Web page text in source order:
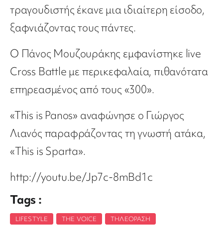
τραγουδιστής έκανε μια ιδιαίτερη είσοδο,
ξαφνιάζοντας τους πάντες.
Ο Πάνος Μουζουράκης εμφανίστηκε live
Cross Battle με περικεφαλαία, πιθανότατα
επηρεασμένος από τους «300».
«This is Panos» αναφώνησε ο Γιώργος
Λιανός παραφράζοντας τη γνωστή ατάκα,
«This is Sparta».
http://youtu.be/Jp7c-8mBd1c
Tags :
LIFESTYLE THE VOICE ΤΗΛΕΌΡΑΣΗ